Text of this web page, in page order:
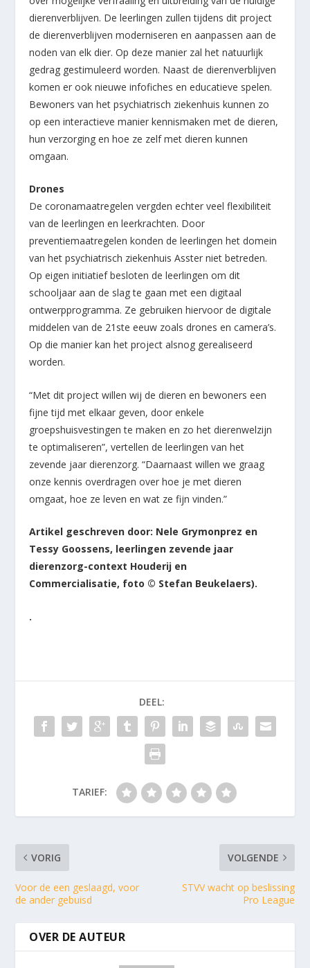
dierenverblijven. De leerlingen zullen tijdens dit project
de dierenverblijven moderniseren en aanpassen aan de
noden van elk dier. Op deze manier zal het natuurlijk
gedrag gestimuleerd worden. Naast de dierenverblijven
komen er ook nieuwe infofiches en educatieve spelen.
Bewoners van het psychiatrisch ziekenhuis kunnen zo
op een interactieve manier kennismaken met de dieren,
hun verzorging en hoe ze zelf met dieren kunnen
omgaan.
Drones
De coronamaatregelen vergden echter veel flexibiliteit
van de leerlingen en leerkrachten. Door
preventiemaatregelen konden de leerlingen het domein
van het psychiatrisch ziekenhuis Asster niet betreden.
Op eigen initiatief besloten de leerlingen om dit
schooljaar aan de slag te gaan met een digitaal
ontwerpprogramma. Ze gebruiken hiervoor de digitale
middelen van de 21ste eeuw zoals drones en camera’s.
Op die manier kan het project alsnog gerealiseerd
worden.
“Met dit project willen wij de dieren en bewoners een
fijne tijd met elkaar geven, door enkele
groepshuisvestingen te maken en zo het dierenwelzijn
te optimaliseren”, vertellen de leerlingen van het
zevende jaar dierenzorg. “Daarnaast willen we graag
onze kennis overdragen over hoe je met dieren
omgaat, hoe ze leven en wat ze fijn vinden.”
Artikel geschreven door: Nele Grymonprez en
Tessy Goossens, leerlingen zevende jaar
dierenzorg-context Houderij en
Commercialisatie, foto © Stefan Beukelaers).
.
DEEL:
TARIEF:
VORIG
Voor de een geslaagd, voor
de ander gebuisd
VOLGENDE
STVV wacht op beslissing
Pro League
OVER DE AUTEUR